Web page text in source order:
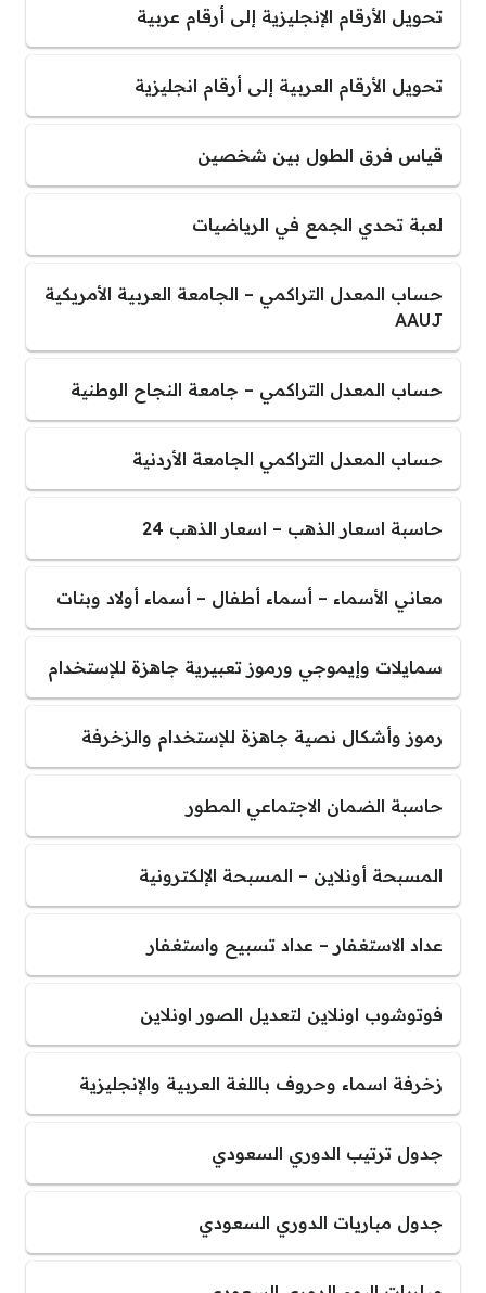
تحويل الأرقام الإنجليزية إلى أرقام عربية
تحويل الأرقام العربية إلى أرقام انجليزية
قياس فرق الطول بين شخصين
لعبة تحدي الجمع في الرياضيات
حساب المعدل التراكمي – الجامعة العربية الأمريكية
AAUJ
حساب المعدل التراكمي – جامعة النجاح الوطنية
حساب المعدل التراكمي الجامعة الأردنية
حاسبة اسعار الذهب – اسعار الذهب 24
معاني الأسماء – أسماء أطفال – أسماء أولاد وبنات
سمايلات وإيموجي ورموز تعبيرية جاهزة للإستخدام
رموز وأشكال نصية جاهزة للإستخدام والزخرفة
حاسبة الضمان الاجتماعي المطور
المسبحة أونلاين – المسبحة الإلكترونية
عداد الاستغفار – عداد تسبيح واستغفار
فوتوشوب اونلاين لتعديل الصور اونلاين
زخرفة اسماء وحروف باللغة العربية والإنجليزية
جدول ترتيب الدوري السعودي
جدول مباريات الدوري السعودي